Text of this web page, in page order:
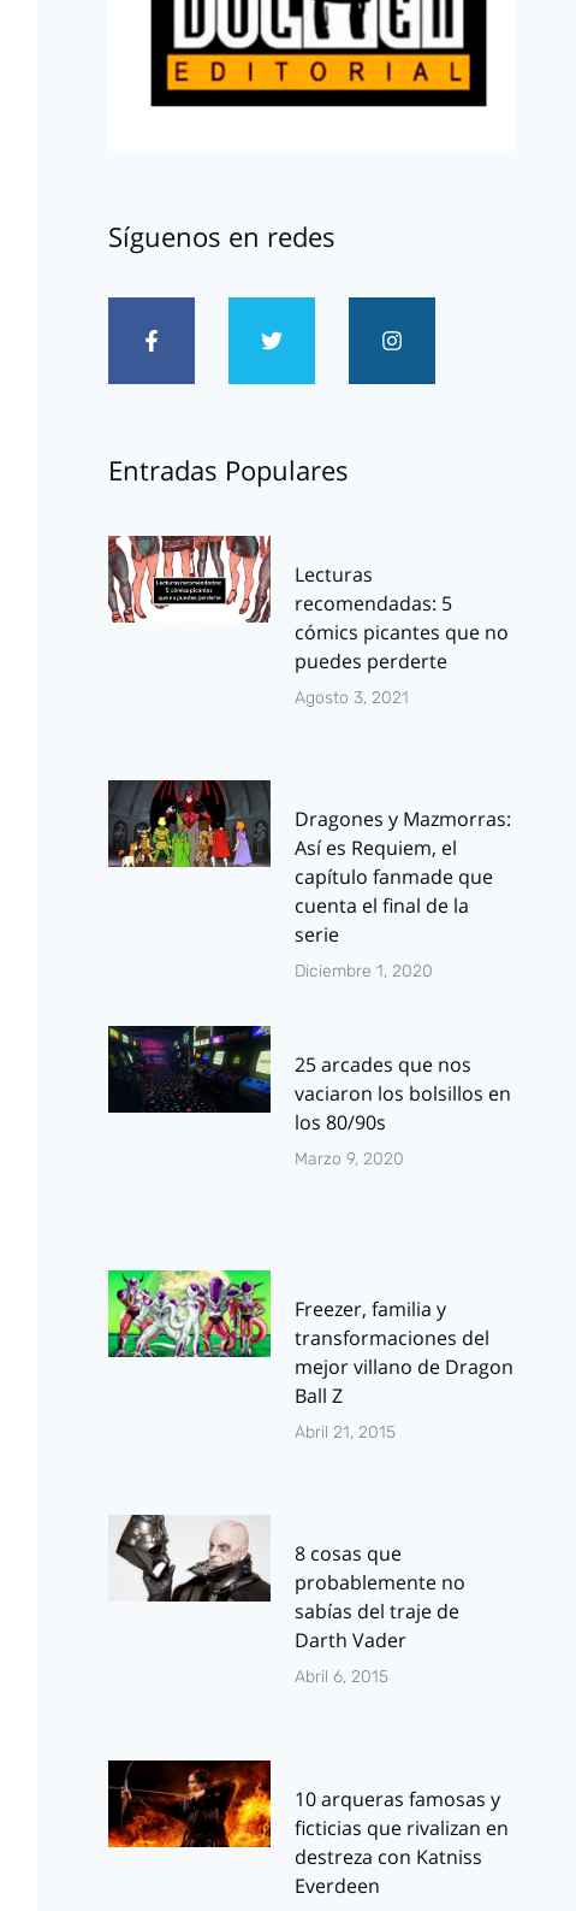
Síguenos en redes
Entradas Populares
Lecturas
recomendadas: 5
cómics picantes que no
puedes perderte
Agosto 3, 2021
Dragones y Mazmorras:
Así es Requiem, el
capítulo fanmade que
cuenta el final de la
serie
Diciembre 1, 2020
25 arcades que nos
vaciaron los bolsillos en
los 80/90s
Marzo 9, 2020
Freezer, familia y
transformaciones del
mejor villano de Dragon
Ball Z
Abril 21, 2015
8 cosas que
probablemente no
sabías del traje de
Darth Vader
Abril 6, 2015
10 arqueras famosas y
ficticias que rivalizan en
destreza con Katniss
Everdeen